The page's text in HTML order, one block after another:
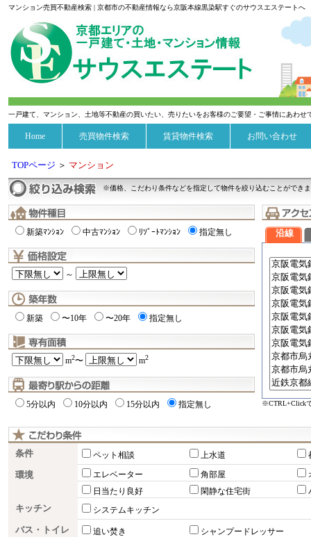
マンション売買不動産検索 | 京都市の不動産情報なら京阪本線黒染駅すぐのサウスエステートへ
一戸建て、マンション、土地等不動産の買いたい、売りたいをお客様のご要望・ご事情にあわ
Home 売買物件検索 賃貸物件検索 お問い合わせ
TOPページ ＞ マンション
※価格、こだわり条件などを指定して物件を絞り込むことができ
新築ﾏﾝｼｮﾝ 中古ﾏﾝｼｮﾝ ﾘｿﾞｰﾄﾏﾝｼｮﾝ 指定無し
～
新築 〜10年 〜20年 指定無し
m2〜 m2
5分以内 10分以内 15分以内 指定無し
沿線
※CTRL+Click
条件 ペット相談 上水道
環境 エレベーター 角部屋
日当たり良好
閑静な住宅街
キッチン システムキッチン
バス・トイレ 追い焚き シャンプードレッサー